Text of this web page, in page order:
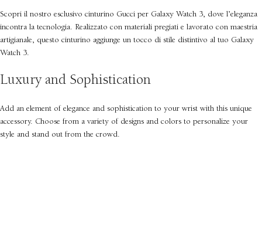
Scopri il nostro esclusivo cinturino Gucci per Galaxy Watch 3, dove l’eleganza
incontra la tecnologia. Realizzato con materiali pregiati e lavorato con maestria
artigianale, questo cinturino aggiunge un tocco di stile distintivo al tuo Galaxy
Watch 3.
Luxury and Sophistication
Add an element of elegance and sophistication to your wrist with this unique
accessory. Choose from a variety of designs and colors to personalize your
style and stand out from the crowd.